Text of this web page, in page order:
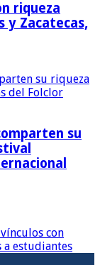
riqueza
y Zacatecas,
su